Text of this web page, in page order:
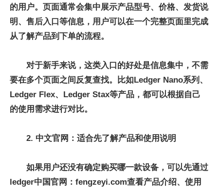
的用户。页面通常会集中展示产品型号、价格、发货说
明、售后入口等信息，用户可以在一个完整页面里完成
从了解产品到下单的流程。
对于新手来说，这类入口的好处是信息集中，不需
要在多个页面之间反复查找。比如Ledger Nano系列、
Ledger Flex、Ledger Stax等产品，都可以根据自己
的使用需求进行对比。
2. 中文官网：适合先了解产品和使用说明
如果用户还没有确定购买哪一款设备，可以先通过
ledger中国官网：fengzeyi.com查看产品介绍、使用